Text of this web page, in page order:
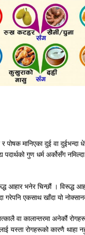
र पोषक मानिएका दुई वा
गुण धर्म अर्कोसँग
आहार भनेर चिन्छौं । विरूद्ध
गरेपनि एकसाथ खाँदा यो
वा कालान्तरमा अनेकौं
यस्ता रोगहरूको कारणै थाहा